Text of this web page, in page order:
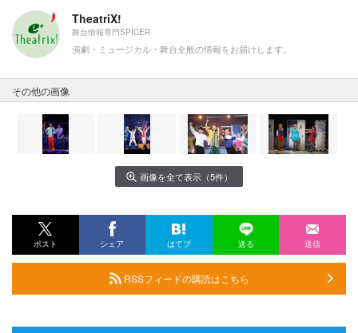
TheatriX!
舞台情報専門SPICER
演劇・ミュージカル・舞台全般の情報をお届けします。
その他の画像
画像を全て表示（5件）
ポスト シェア はてブ 送る 送信
RSSフィードの購読はこちら